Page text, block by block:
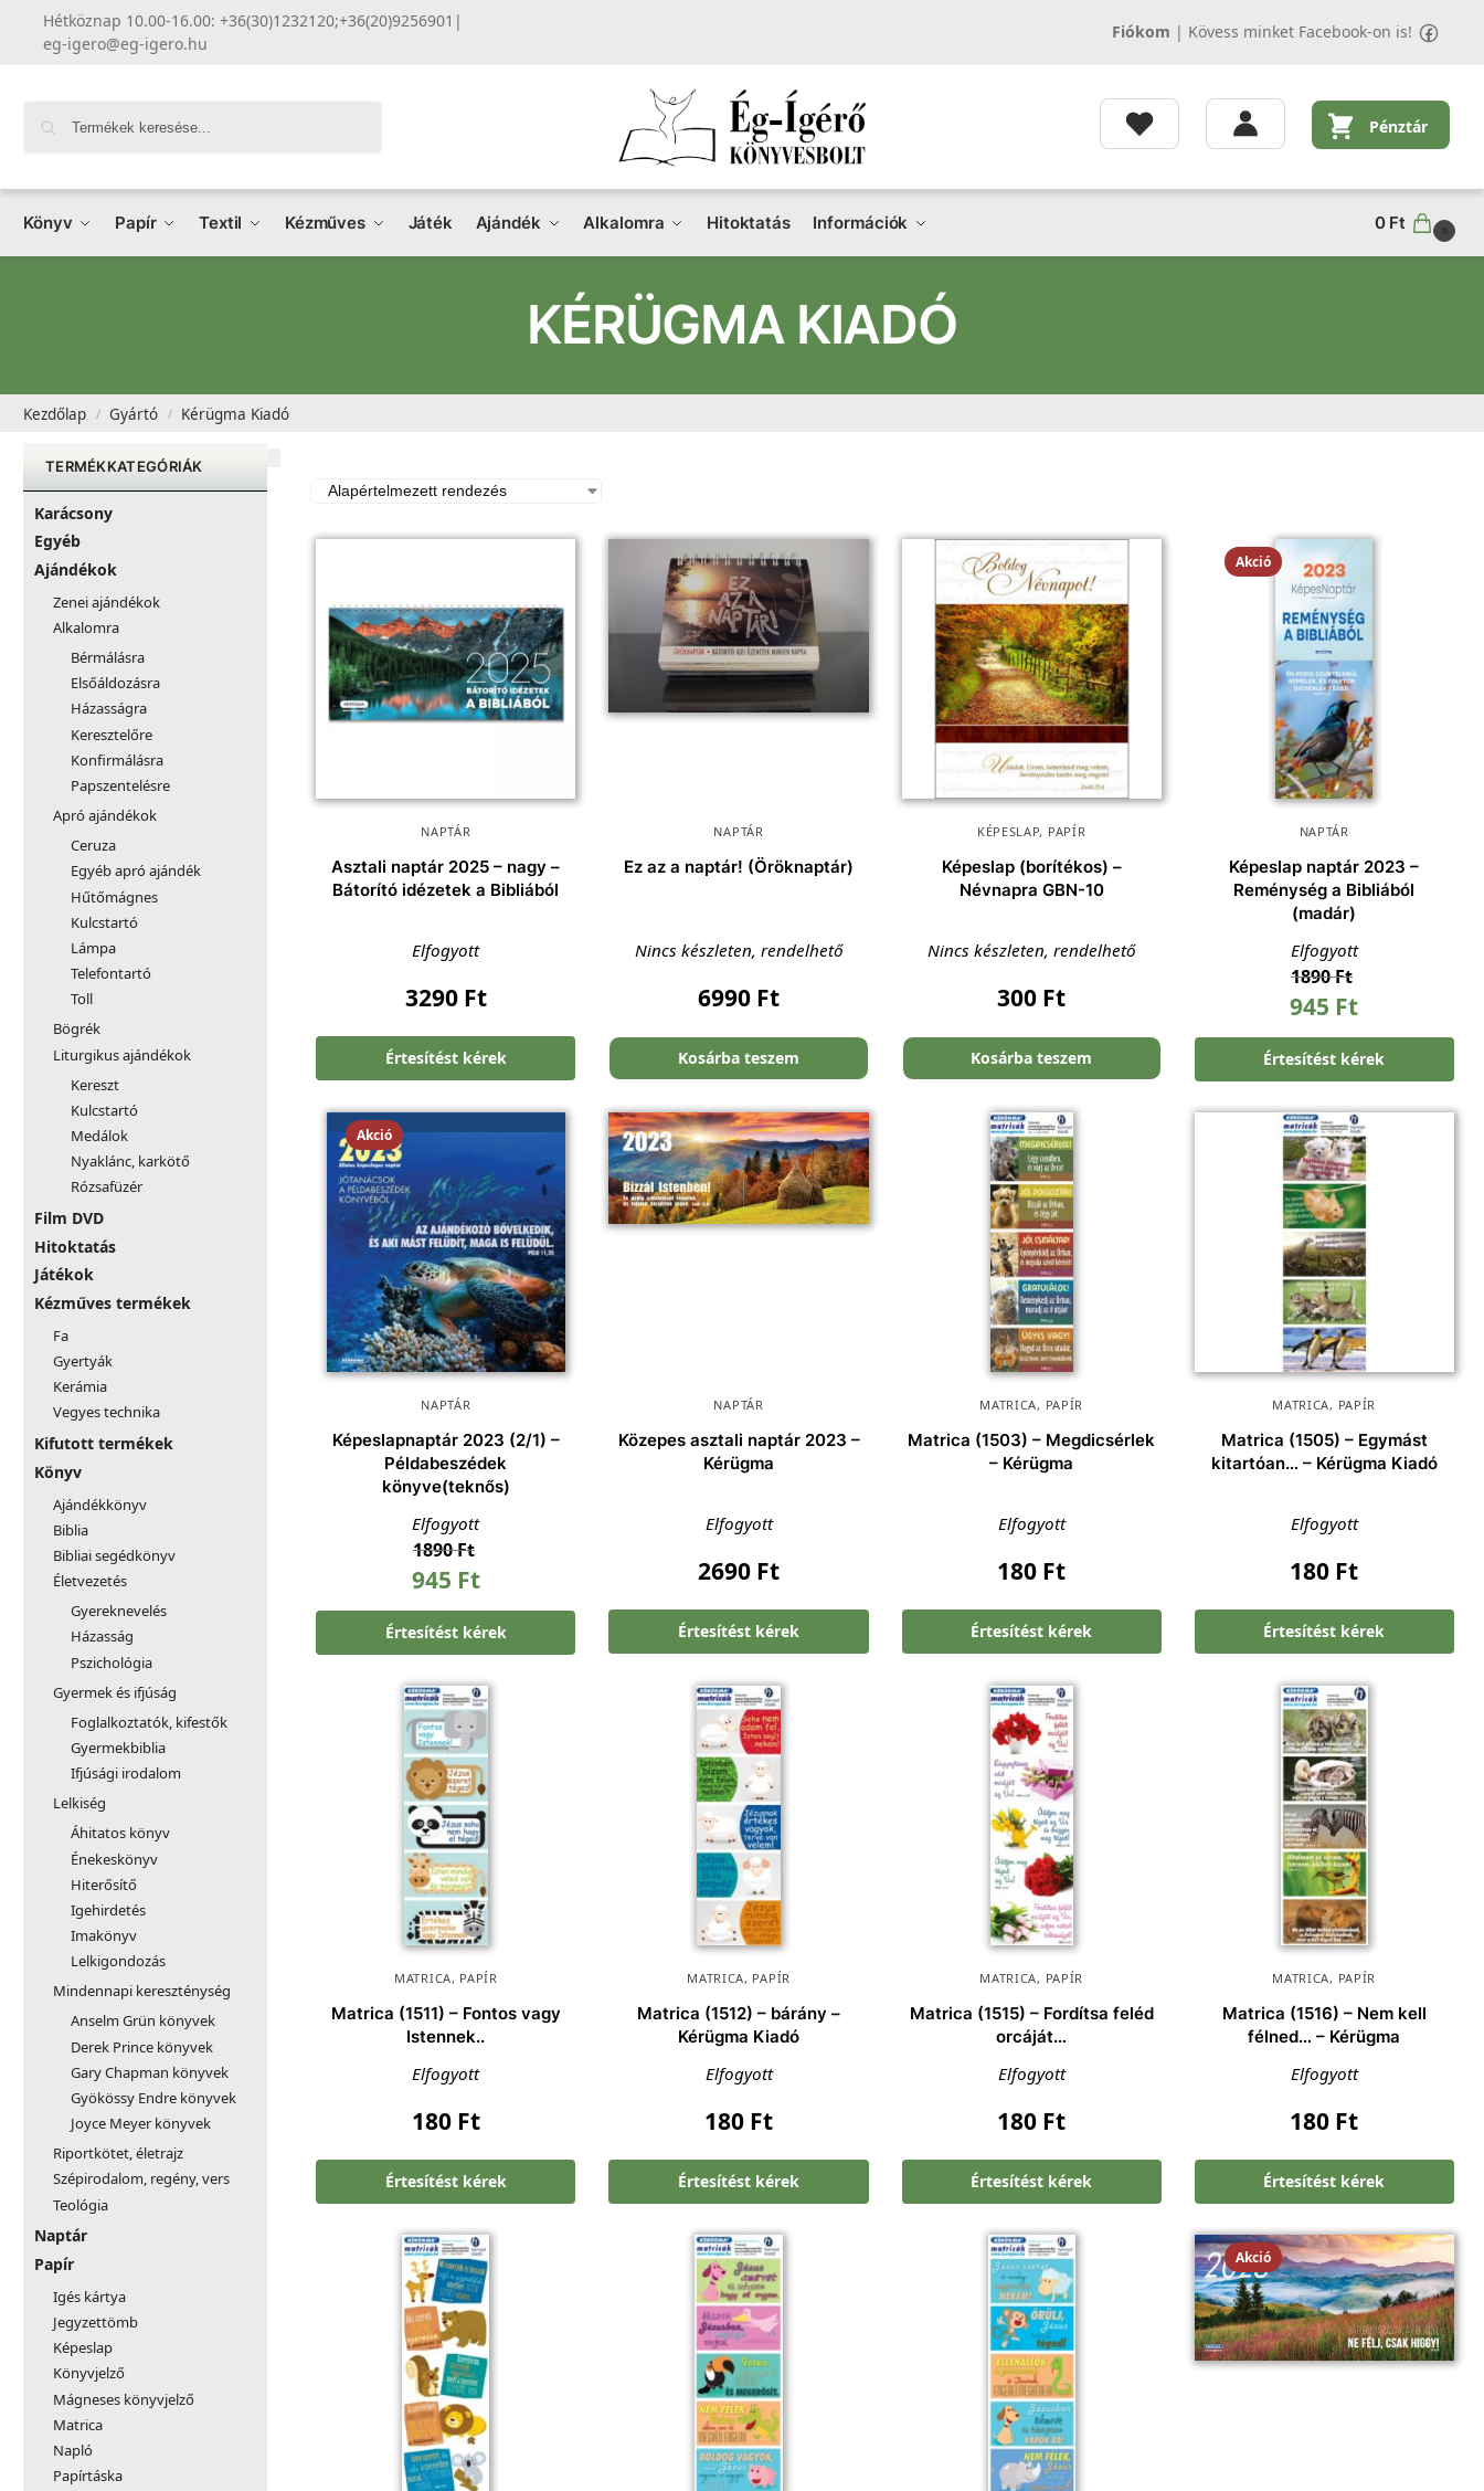
Hétköznap 10.00-16.00: +36(30)1232120;+36(20)9256901 |
eg-igero@eg-igero.hu
Fiókom | Kövess minket Facebook-on is!
Pénztár
Könyv Papír Textil Kézműves Játék Ajándék Alkalomra Hitoktatás Információk 0 Ft 0
KÉRÜGMA KIADÓ
Kezdőlap / Gyártó / Kérügma Kiadó
NAPTÁR
Asztali naptár 2025 – nagy –
Bátorító idézetek a Bibliából
Elfogyott
3290 Ft
Értesítést kérek
NAPTÁR
Ez az a naptár! (Öröknaptár)
Nincs készleten, rendelhető
6990 Ft
Kosárba teszem
KÉPESLAP, PAPÍR
Képeslap (borítékos) –
Névnapra GBN-10
Nincs készleten, rendelhető
300 Ft
Kosárba teszem
Akció
NAPTÁR
Képeslap naptár 2023 –
Reménység a Bibliából
(madár)
Elfogyott
1890Ft
945 Ft
Értesítést kérek
Akció
NAPTÁR
Képeslapnaptár 2023 (2/1) –
Példabeszédek
könyve(teknős)
Elfogyott
1890Ft
945 Ft
Értesítést kérek
NAPTÁR
Közepes asztali naptár 2023 –
Kérügma
Elfogyott
2690 Ft
Értesítést kérek
MATRICA, PAPÍR
Matrica (1503) – Megdicsérlek
– Kérügma
Elfogyott
180 Ft
Értesítést kérek
MATRICA, PAPÍR
Matrica (1505) – Egymást
kitartóan… – Kérügma Kiadó
Elfogyott
180 Ft
Értesítést kérek
MATRICA, PAPÍR
Matrica (1511) – Fontos vagy
Istennek..
Elfogyott
180 Ft
Értesítést kérek
MATRICA, PAPÍR
Matrica (1512) – bárány –
Kérügma Kiadó
Elfogyott
180 Ft
Értesítést kérek
MATRICA, PAPÍR
Matrica (1515) – Fordítsa feléd
orcáját…
Elfogyott
180 Ft
Értesítést kérek
MATRICA, PAPÍR
Matrica (1516) – Nem kell
félned… – Kérügma
Elfogyott
180 Ft
Értesítést kérek
Akció
TERMÉKKATEGÓRIÁK
Karácsony
Egyéb
Ajándékok
Zenei ajándékok
Alkalomra
Bérmálásra
Elsőáldozásra
Házasságra
Keresztelőre
Konfirmálásra
Papszentelésre
Apró ajándékok
Ceruza
Egyéb apró ajándék
Hűtőmágnes
Kulcstartó
Lámpa
Telefontartó
Toll
Bögrék
Liturgikus ajándékok
Kereszt
Kulcstartó
Medálok
Nyaklánc, karkötő
Rózsafüzér
Film DVD
Hitoktatás
Játékok
Kézműves termékek
Fa
Gyertyák
Kerámia
Vegyes technika
Kifutott termékek
Könyv
Ajándékkönyv
Biblia
Bibliai segédkönyv
Életvezetés
Gyereknevelés
Házasság
Pszichológia
Gyermek és ifjúság
Foglalkoztatók, kifestők
Gyermekbiblia
Ifjúsági irodalom
Lelkiség
Áhitatos könyv
Énekeskönyv
Hiterősítő
Igehirdetés
Imakönyv
Lelkigondozás
Mindennapi kereszténység
Anselm Grün könyvek
Derek Prince könyvek
Gary Chapman könyvek
Gyökössy Endre könyvek
Joyce Meyer könyvek
Riportkötet, életrajz
Szépirodalom, regény, vers
Teológia
Naptár
Papír
Igés kártya
Jegyzettömb
Képeslap
Könyvjelző
Mágneses könyvjelző
Matrica
Napló
Papírtáska